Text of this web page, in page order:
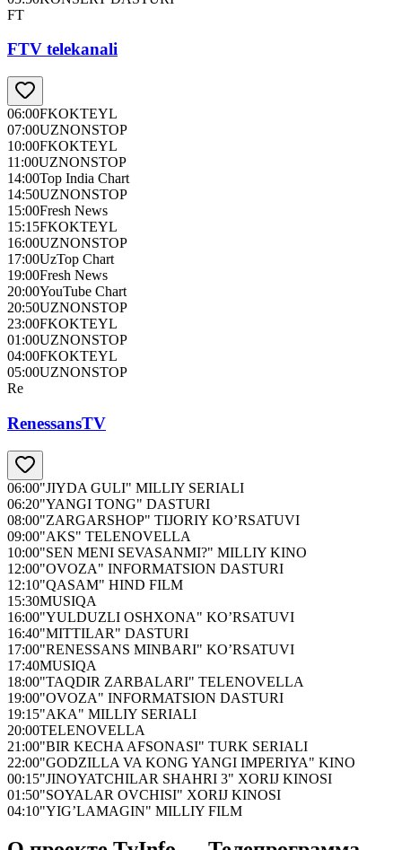
FT
FTV telekanali
06:00FKOKTEYL
07:00UZNONSTOP
10:00FKOKTEYL
11:00UZNONSTOP
14:00Top India Chart
14:50UZNONSTOP
15:00Fresh News
15:15FKOKTEYL
16:00UZNONSTOP
17:00UzTop Chart
19:00Fresh News
20:00YouTube Chart
20:50UZNONSTOP
23:00FKOKTEYL
01:00UZNONSTOP
04:00FKOKTEYL
05:00UZNONSTOP
Re
RenessansTV
06:00"JIYDA GULI" MILLIY SERIALI
06:20"YANGI TONG" DASTURI
08:00"ZARGARSHOP" TIJORIY KO’RSATUVI
09:00"AKS" TELENOVELLA
10:00"SEN MENI SEVASANMI?" MILLIY KINO
12:00"OVOZA" INFORMATSION DASTURI
12:10"QASAM" HIND FILM
15:30MUSIQA
16:00"YULDUZLI OSHXONA" KO’RSATUVI
16:40"MITTILAR" DASTURI
17:00"RENESSANS MINBARI" KO’RSATUVI
17:40MUSIQA
18:00"TAQDIR ZARBALARI" TELENOVELLA
19:00"OVOZA" INFORMATSION DASTURI
19:15"AKA" MILLIY SERIALI
20:00TELENOVELLA
21:00"BIR KECHA AFSONASI" TURK SERIALI
22:00"GODZILLA VA KONG YANGI IMPERIYA" KINO
00:15"JINOYATCHILAR SHAHRI 3" XORIJ KINOSI
01:50"SOYALAR OVCHISI" XORIJ KINOSI
04:10"YIG’LAMAGIN" MILLIY FILM